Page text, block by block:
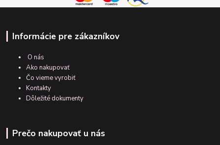
Informácie pre zákazníkov
O nás
Ako nakupovať
Čo vieme vyrobiť
Kontakty
Dôležité dokumenty
Prečo nakupovať u nás